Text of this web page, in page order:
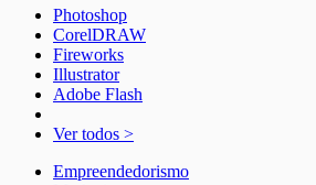
Photoshop
CorelDRAW
Fireworks
Illustrator
Adobe Flash
Ver todos >
Empreendedorismo